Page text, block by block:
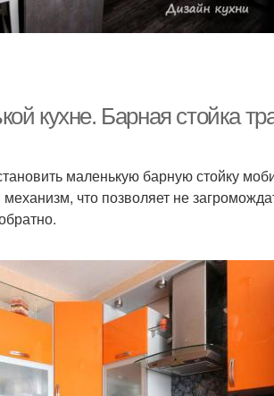
кухне. Барная стойка
маленькую барную стойку
что позволяет не